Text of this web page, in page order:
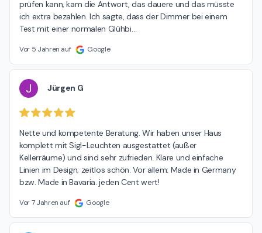
prüfen kann, kam die Antwort, das dauere und das müsste
ich extra bezahlen. Ich sagte, dass der Dimmer bei einem
Test mit einer normalen Glühbi…
Vor 5 Jahren auf Google
J Jürgen G
Nette und kompetente Beratung. Wir haben unser Haus
komplett mit Sigl-Leuchten ausgestattet (außer
Kellerräume) und sind sehr zufrieden. Klare und einfache
Linien im Design; zeitlos schön. Vor allem: Made in Germany
bzw. Made in Bavaria. jeden Cent wert!
Vor 7 Jahren auf Google